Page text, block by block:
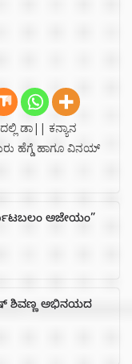
ಡಾ|| ಕನ್ಯಾನ
ಹೆಗ್ಡೆ ಹಾಗೂ ವಿನಯ್
ಅಜೇಯಂ”
ಶಿವಣ್ಣ ಅಭಿನಯದ